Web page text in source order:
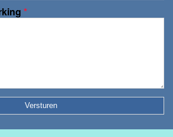
*